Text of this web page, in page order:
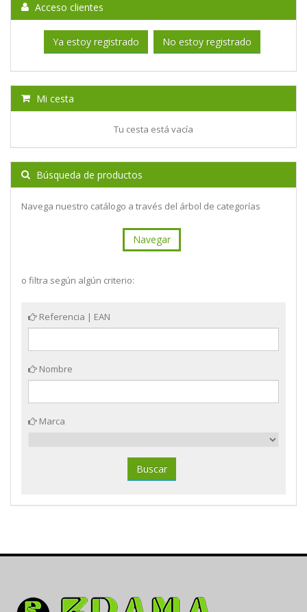
Acceso clientes
Ya estoy registrado No estoy registrado
Mi cesta
Tu cesta está vacía
Búsqueda de productos
Navega nuestro catálogo a través del árbol de categorías
Navegar
o filtra según algún criterio:
Referencia | EAN
Nombre
Marca